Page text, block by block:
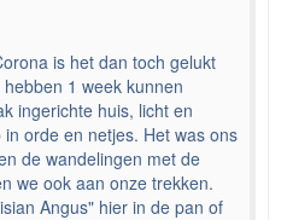
is het dan toch gelukt
1 week kunnen
ingerichte huis, licht en
orde en netjes. Het was ons
de wandelingen met de
we ook aan onze trekken.
Angus" hier in de pan of